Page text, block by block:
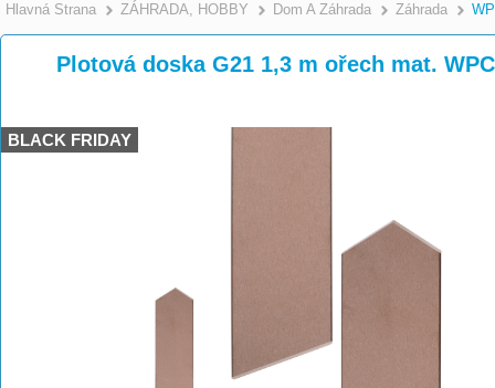
Hlavná Strana >
ZÁHRADA, HOBBY >
Dom A Záhrada Záhrada
Plotová doska G21 1,3 m ořech mat.
BLACK FRIDAY